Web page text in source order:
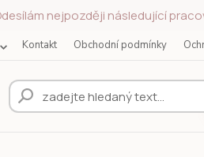
nejpozději následující
Kontakt Obchodní podmínky